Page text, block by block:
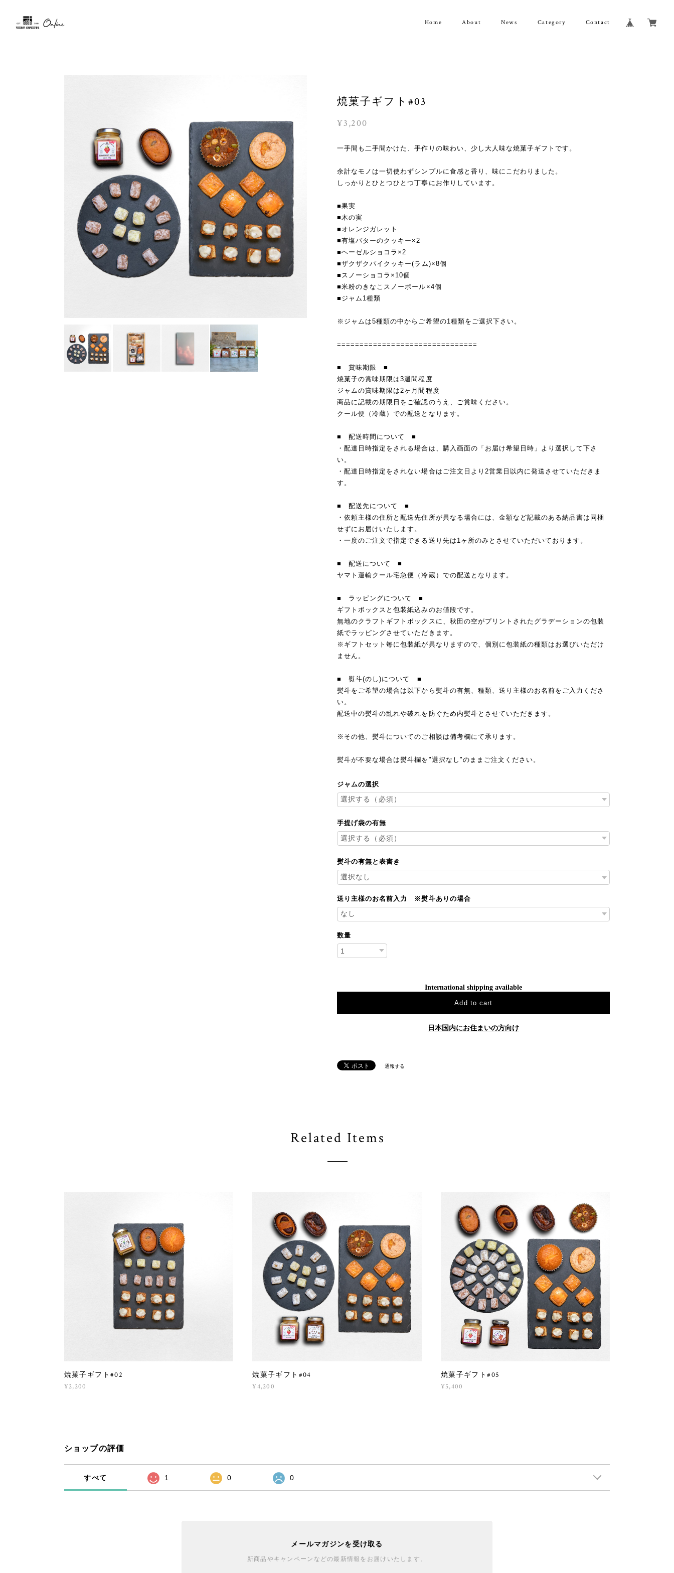
Home About News Category Contact
焼菓子ギフト#03
¥3,200
一手間も二手間かけた、手作りの味わい、少し大人味な焼菓子ギフトです。
余計なモノは一切使わずシンプルに食感と香り、味にこだわりました。
しっかりとひとつひとつ丁寧にお作りしています。
■果実
■木の実
■オレンジガレット
■有塩バターのクッキー×2
■ヘーゼルショコラ×2
■ザクザクパイクッキー(ラム)×8個
■スノーショコラ×10個
■米粉のきなこスノーボール×4個
■ジャム1種類
※ジャムは5種類の中からご希望の1種類をご選択下さい。
===============================
■ 賞味期限 ■
焼菓子の賞味期限は3週間程度
ジャムの賞味期限は2ヶ月間程度
商品に記載の期限日をご確認のうえ、ご賞味ください。
クール便（冷蔵）での配送となります。
■ 配送時間について ■
・配達日時指定をされる場合は、購入画面の「お届け希望日時」より選択して下さ
い。
・配達日時指定をされない場合はご注文日より2営業日以内に発送させていただきま
す。
■ 配送先について ■
・依頼主様の住所と配送先住所が異なる場合には、金額など記載のある納品書は同梱
せずにお届けいたします。
・一度のご注文で指定できる送り先は1ヶ所のみとさせていただいております。
■ 配送について ■
ヤマト運輸クール宅急便（冷蔵）での配送となります。
■ ラッピングについて ■
ギフトボックスと包装紙込みのお値段です。
無地のクラフトギフトボックスに、秋田の空がプリントされたグラデーションの包装
紙でラッピングさせていただきます。
※ギフトセット毎に包装紙が異なりますので、個別に包装紙の種類はお選びいただけ
ません。
■ 熨斗(のし)について ■
熨斗をご希望の場合は以下から熨斗の有無、種類、送り主様のお名前をご入力くださ
い。
配送中の熨斗の乱れや破れを防ぐため内熨斗とさせていただきます。
※その他、熨斗についてのご相談は備考欄にて承ります。
熨斗が不要な場合は熨斗欄を"選択なし"のままご注文ください。
ジャムの選択
手提げ袋の有無
熨斗の有無と表書き
送り主様のお名前入力 ※熨斗ありの場合
数量
International shipping available
Add to cart
日本国内にお住まいの方向け
通報する
Related Items
焼菓子ギフト#02
¥2,200
焼菓子ギフト#04
¥4,200
焼菓子ギフト#05
¥5,400
ショップの評価
すべて 1 0 0
メールマガジンを受け取る
新商品やキャンペーンなどの最新情報をお届けいたします。